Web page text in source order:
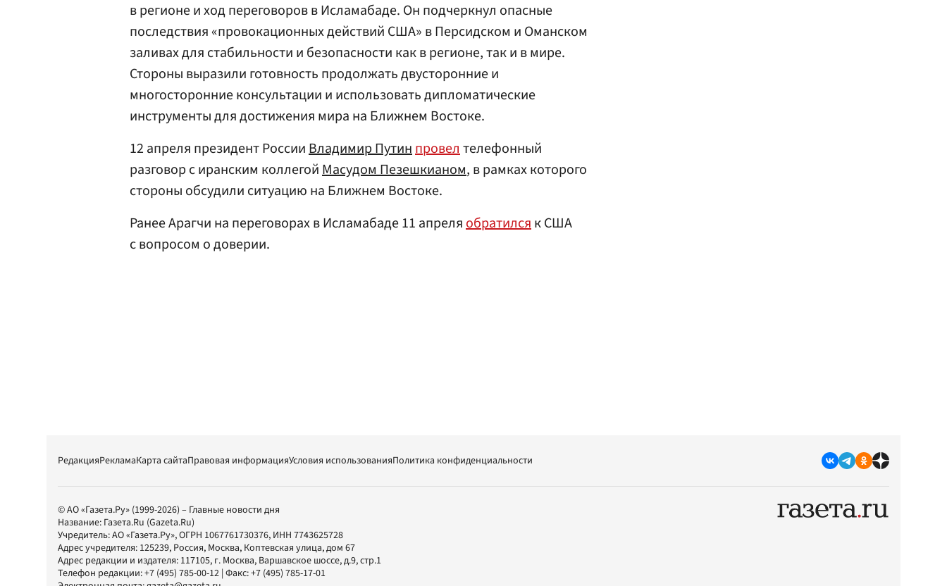
в регионе и ход переговоров в Исламабаде. Он подчеркнул опасные
последствия «провокационных действий США» в Персидском и Оманском
заливах для стабильности и безопасности как в регионе, так и в мире.
Стороны выразили готовность продолжать двусторонние и
многосторонние консультации и использовать дипломатические
инструменты для достижения мира на Ближнем Востоке.
12 апреля президент РоссииВладимир Путинпровелтелефонный
разговор с иранским коллегойМасудом Пезешкианом, в рамках которого
стороны обсудили ситуацию на Ближнем Востоке.
Ранее Арагчи на переговорах в Исламабаде 11 апреляобратилсяк США
с вопросом о доверии.
РедакцияРекламаКарта сайтаПравовая информацияУсловия использованияПолитика конфиденциальности
© АО «Газета.Ру» (1999-2026) – Главные новости дня
Название: Газета.Ru (Gazeta.Ru)
Учредитель:АО «Газета.Ру», ОГРН 1067761730376, ИНН 7743625728
Адрес учредителя: 125239, Россия, Москва, Коптевская улица, дом 67
Адрес редакции и издателя: 117105, г. Москва, Варшавское шоссе, д.9, стр.1
Телефон редакции:+7 (495) 785-00-12 | Факс:+7 (495) 785-17-01